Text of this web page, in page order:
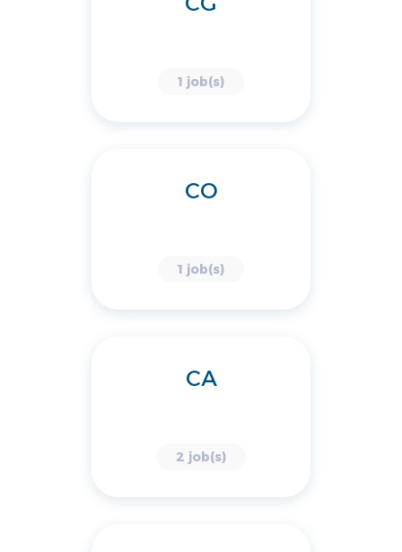
1 job(s)
CO
1 job(s)
CA
2 job(s)